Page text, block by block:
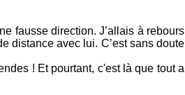
fausse direction. J’allais à rebours
distance avec lui. C’est sans doute
! Et pourtant, c'est là que tout a